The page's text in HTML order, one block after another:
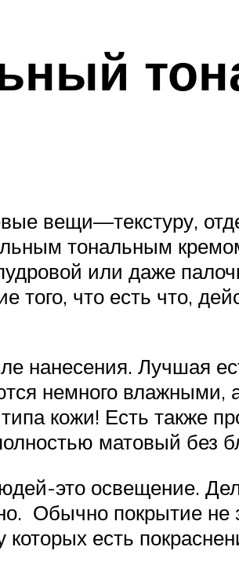
вещи—текстуру,
тональным
или даже
что есть что,
нанесения. Лучшая
немного влажными,
кожи! Есть также
матовый без
это освещение.
Обычно покрытие не
есть